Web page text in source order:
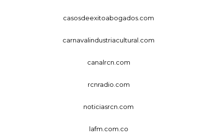
casosdeexitoabogados.com
carnavalindustriacultural.com
canalrcn.com
rcnradio.com
noticiasrcn.com
lafm.com.co